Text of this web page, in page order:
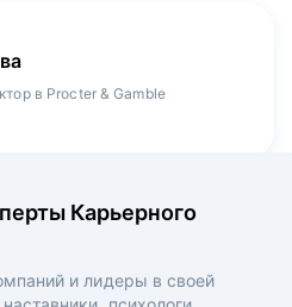
в Procter & Gamble
проектов, международный
в hh.ru
в XReady Lab, ex-КРОК
Manager в Ozon / ex-Huawei,
Карьерного
и лидеры в своей